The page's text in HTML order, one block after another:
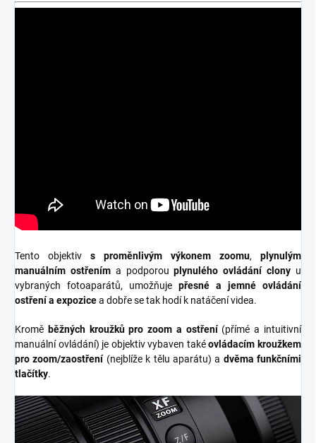
Tento objektiv s proměnlivým výkonem zoomu, plynulým
manuálním ostřeníma podporouplynulého ovládání clony u
vybraných fotoaparátů, umožňuje přesné a jemné ovládání
ostření a expozicea dobře se tak hodí k natáčení videa.
Kromě běžných kroužků pro zoom a ostření(přímé a intuitivní
manuální ovládání) je objektiv vybaven takéovládacím kroužkem
pro zoom/zaostření(nejblíže k tělu aparátu) a dvěma funkčními
tlačítky.